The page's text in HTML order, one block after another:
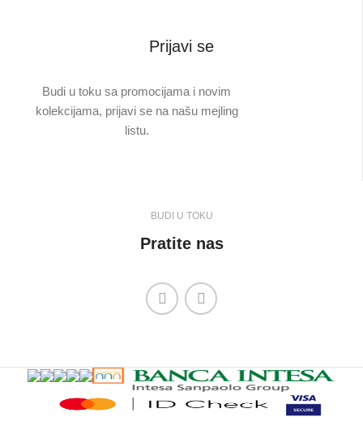
Prijavi se
Budi u toku sa promocijama i novim
kolekcijama, prijavi se na našu mejling
listu.
BUDI U TOKU
Pratite nas